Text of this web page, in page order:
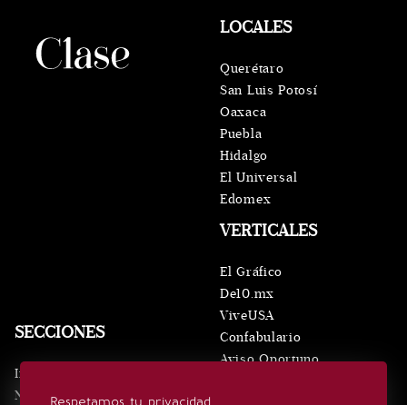
Respetamos tu privacidad
SECCIONES
Inicio
Noticias
VERTICALES
El Gráfico
De10.mx
ViveUSA
Confabulario
Aviso Oportuno
LOCALES
Querétaro
San Luis Potosí
Oaxaca
Puebla
Hidalgo
El Universal
Edomex